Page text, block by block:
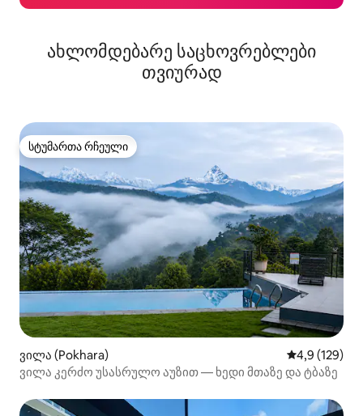
ახლომდებარე საცხოვრებლები
თვიურად
სტუმართა რჩეული
სტუმართა რჩეული
ვილა (Pokhara) საშუალო
4,9 (129)
ვილა კერძო უსასრულო აუზით — ხედი მთაზე და ტბაზე